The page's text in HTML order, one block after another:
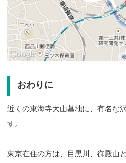
おわりに
近くの東海寺大山墓地に、有名な
す。
東京在住の方は、目黒川、御殿山